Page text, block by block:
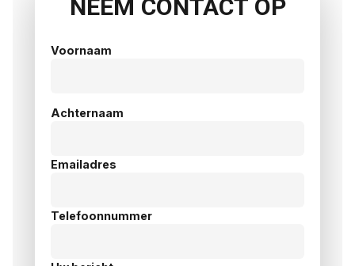
NEEM CONTACT OP
Voornaam
Achternaam
Emailadres
Telefoonnummer